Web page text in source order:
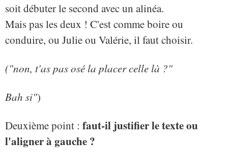
soit débuter le second avec un alinéa.
Mais pas les deux ! C'est comme boire ou
conduire, ou Julie ou Valérie, il faut choisir.
("non, t'as pas osé la placer celle là ?"
Bah si")
Deuxième point : faut-il justifier le texte ou
l'aligner à gauche ?